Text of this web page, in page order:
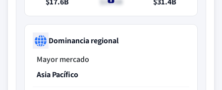
Dominancia regional
Mayor mercado
Asia Pacífico